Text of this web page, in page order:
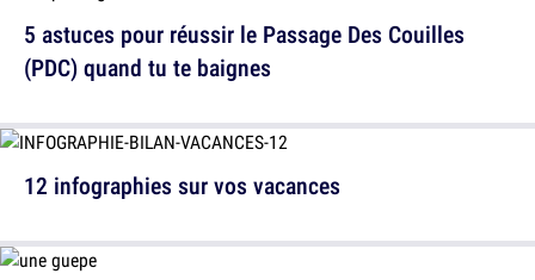
5 astuces pour réussir le Passage Des Couilles
(PDC) quand tu te baignes
12 infographies sur vos vacances